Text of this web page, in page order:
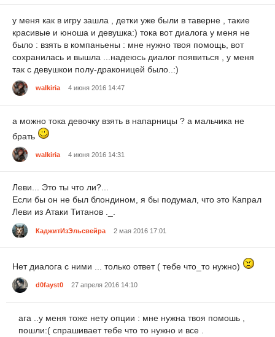
у меня как в игру зашла , детки уже были в таверне , такие
красивые и юноша и девушка:) тока вот диалога у меня не
было : взять в компаньены : мне нужно твоя помощь, вот
сохранилась и вышла ...надеюсь диалог появиться , у меня
так с девушкои полу-драконицей было..:)
walkiria 4 июня 2016 14:47
а можно тока девочку взять в напарницы ? а мальчика не
брать
walkiria 4 июня 2016 14:31
Леви... Это ты что ли?...
Если бы он не был блондином, я бы подумал, что это Капрал
Леви из Атаки Титанов ._.
КаджитИзЭльсвейра 2 мая 2016 17:01
Нет диалога с ними ... только ответ ( тебе что_то нужно)
d0fayst0 27 апреля 2016 14:10
ага ..у меня тоже нету опции : мне нужна твоя помошь ,
пошли:( спрашивает тебе что то нужно и все .